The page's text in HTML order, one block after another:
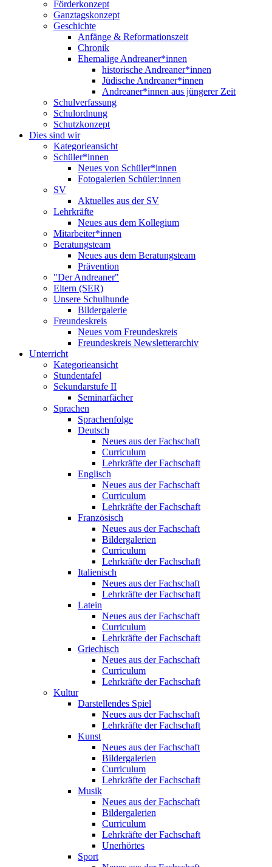
Förderkonzept
Ganztagskonzept
Geschichte
Anfänge & Reformationszeit
Chronik
Ehemalige Andreaner*innen
historische Andreaner*innen
Jüdische Andreaner*innen
Andreaner*innen aus jüngerer Zeit
Schulverfassung
Schulordnung
Schutzkonzept
Dies sind wir
Kategorieansicht
Schüler*innen
Neues von Schüler*innen
Fotogalerien Schüler:innen
SV
Aktuelles aus der SV
Lehrkräfte
Neues aus dem Kollegium
Mitarbeiter*innen
Beratungsteam
Neues aus dem Beratungsteam
Prävention
"Der Andreaner"
Eltern (SER)
Unsere Schulhunde
Bildergalerie
Freundeskreis
Neues vom Freundeskreis
Freundeskreis Newsletterarchiv
Unterricht
Kategorieansicht
Stundentafel
Sekundarstufe II
Seminarfächer
Sprachen
Sprachenfolge
Deutsch
Neues aus der Fachschaft
Curriculum
Lehrkräfte der Fachschaft
Englisch
Neues aus der Fachschaft
Curriculum
Lehrkräfte der Fachschaft
Französisch
Neues aus der Fachschaft
Bildergalerien
Curriculum
Lehrkräfte der Fachschaft
Italienisch
Neues aus der Fachschaft
Lehrkräfte der Fachschaft
Latein
Neues aus der Fachschaft
Curriculum
Lehrkräfte der Fachschaft
Griechisch
Neues aus der Fachschaft
Curriculum
Lehrkräfte der Fachschaft
Kultur
Darstellendes Spiel
Neues aus der Fachschaft
Lehrkräfte der Fachschaft
Kunst
Neues aus der Fachschaft
Bildergalerien
Curriculum
Lehrkräfte der Fachschaft
Musik
Neues aus der Fachschaft
Bildergalerien
Curriculum
Lehrkräfte der Fachschaft
Unerhörtes
Sport